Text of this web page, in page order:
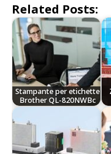
Related Posts:
Stampante per etichette
Brother QL-820NWBc